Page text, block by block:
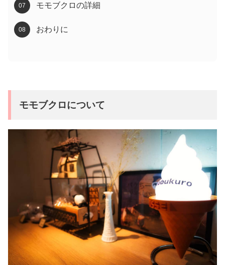
モモブクロの詳細
おわりに
モモブクロについて